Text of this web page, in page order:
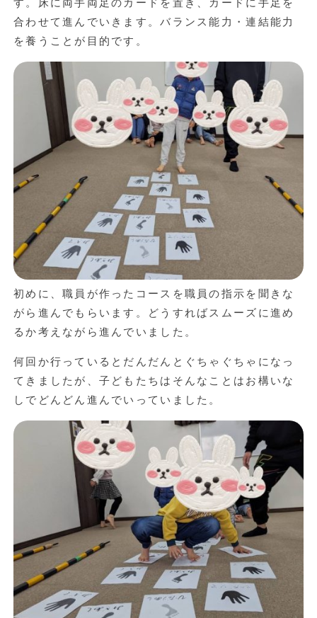
す。床に両手両足のカードを置き、カードに手足を
合わせて進んでいきます。バランス能力・連結能力
を養うことが目的です。
初めに、職員が作ったコースを職員の指示を聞きな
がら進んでもらいます。どうすればスムーズに進め
るか考えながら進んでいました。
何回か行っているとだんだんとぐちゃぐちゃになっ
てきましたが、子どもたちはそんなことはお構いな
しでどんどん進んでいっていました。